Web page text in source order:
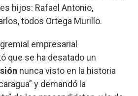
hijos: Rafael Antonio,
todos Ortega Murillo.
empresarial
que se ha desatado un
nunca visto en la historia
y demandó la